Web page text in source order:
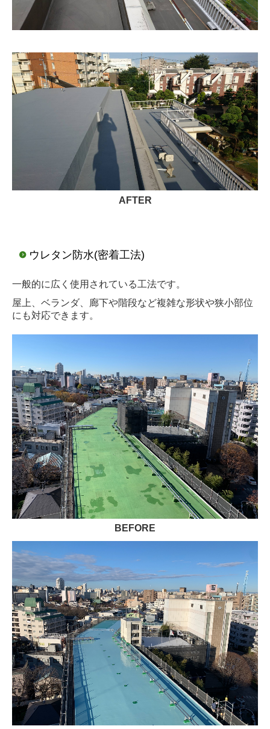
AFTER
ウレタン防水(密着工法)
一般的に広く使用されている工法です。
屋上、ベランダ、廊下や階段など複雑な形状や狭小部位
にも対応できます。
BEFORE